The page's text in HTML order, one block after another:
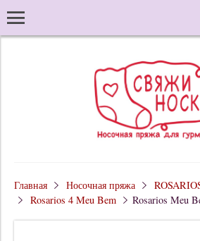
Главная Носочная пряжа
Rosarios 4 Meu Bem
Rosarios Meu